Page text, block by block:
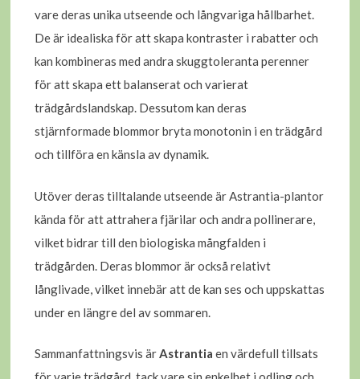
vare deras unika utseende och långvariga hållbarhet.
De är idealiska för att skapa kontraster i rabatter och
kan kombineras med andra skuggtoleranta perenner
för att skapa ett balanserat och varierat
trädgårdslandskap. Dessutom kan deras
stjärnformade blommor bryta monotonin i en trädgård
och tillföra en känsla av dynamik.
Utöver deras tilltalande utseende är Astrantia-plantor
kända för att attrahera fjärilar och andra pollinerare,
vilket bidrar till den biologiska mångfalden i
trädgården. Deras blommor är också relativt
långlivade, vilket innebär att de kan ses och uppskattas
under en längre del av sommaren.
Sammanfattningsvis ärAstrantia en värdefull tillsats